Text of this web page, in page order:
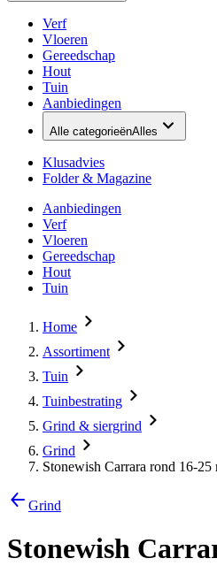
Verf
Vloeren
Gereedschap
Hout
Tuin
Aanbiedingen
Alle categorieënAlles
Klusadvies
Folder & Magazine
Aanbiedingen
Verf
Vloeren
Gereedschap
Hout
Tuin
Home
Assortiment
Tuin
Tuinbestrating
Grind & siergrind
Grind
Stonewish Carrara rond 16-
Grind
Stonewish